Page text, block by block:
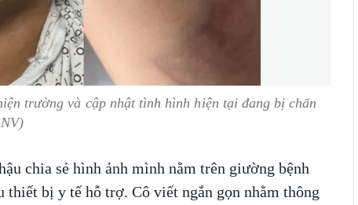
trường và cập nhật tình hình hiện tại đang bị chấn
chia sẻ hình ảnh mình nằm trên giường bệnh
thiết bị y tế hỗ trợ. Cô viết ngắn gọn nhằm thông